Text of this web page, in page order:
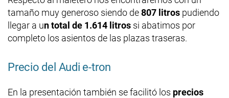
tamaño muy generoso siendo de807 litros pudiendo
llegar a un total de 1.614 litros si abatimos por
completo los asientos de las plazas traseras.
Precio del Audi e-tron
En la presentación también se facilitó los precios